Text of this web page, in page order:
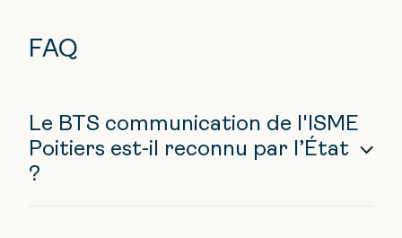
FAQ
Le BTS communication de l'ISME
Poitiers est-il reconnu par l’État
?